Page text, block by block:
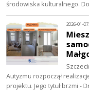
środowiska kulturalnego.
2026-01-
Autyzmu rozpoczął
projektu. Jego tytuł brzmi -